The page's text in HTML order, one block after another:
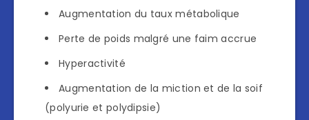
Augmentation du taux métabolique
Perte de poids malgré une faim accrue
Hyperactivité
Augmentation de la miction et de la soif
(polyurie et polydipsie)